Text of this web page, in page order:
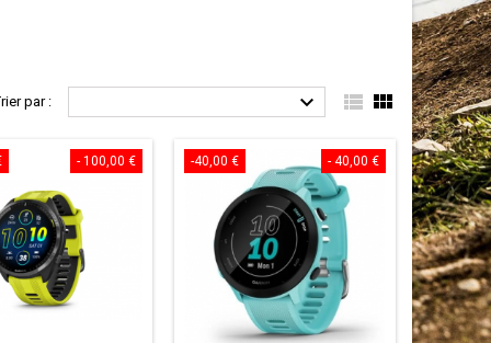
par :   
- 100,00 € - 40,00 €
-40,00 €